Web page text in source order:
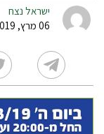
ישראל נצח
06 מרץ, 2019 11:17